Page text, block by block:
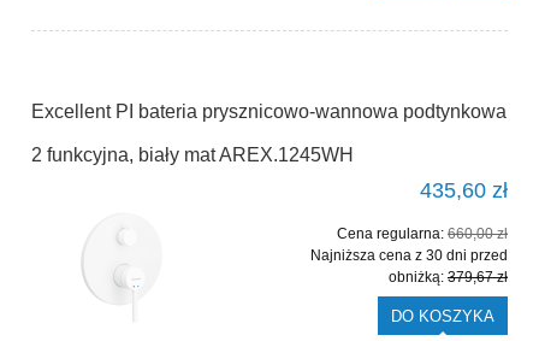
Excellent PI bateria prysznicowo-wannowa podtynkowa
2 funkcyjna, biały mat AREX.1245WH
435,60 zł
Cena regularna: 660,00 zł
Najniższa cena z 30 dni przed
obniżką: 379,67 zł
DO KOSZYKA